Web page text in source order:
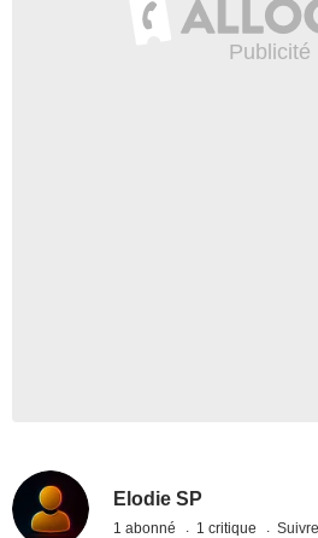
Elodie SP
1 abonné 1 critique